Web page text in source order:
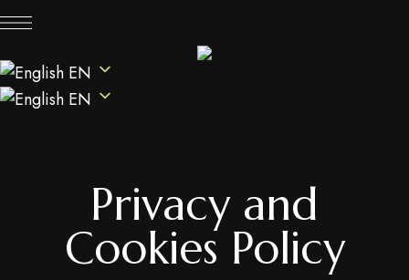
EN
EN
Privacy and
Cookies Policy